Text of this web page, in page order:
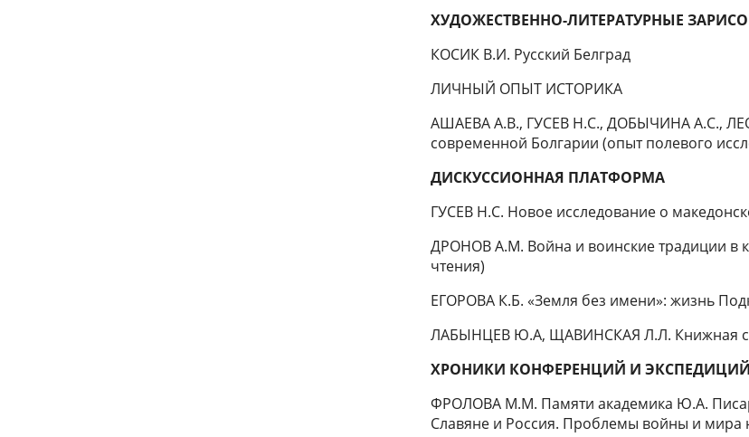
ХУДОЖЕСТВЕННО-ЛИТЕРАТУРНЫЕ
КОСИК В.И. Русский Белград
ЛИЧНЫЙ ОПЫТ ИСТОРИКА
АШАЕВА А.В., ГУСЕВ Н.С., ДОБЫЧИНА А.С.,
современной Болгарии (опыт полевого
ДИСКУССИОННАЯ ПЛАТФОРМА
ГУСЕВ Н.С. Новое исследование о
ДРОНОВ А.М. Война и воинские традиции в
чтения)
ЕГОРОВА К.Б. «Земля без имени»: жизнь
ЛАБЫНЦЕВ Ю.А, ЩАВИНСКАЯ Л.Л. Книжная
ХРОНИКИ КОНФЕРЕНЦИЙ И ЭКСПЕДИЦИЙ
ФРОЛОВА М.М. Памяти академика Ю.А.
Славяне и Россия. Проблемы войны и мира